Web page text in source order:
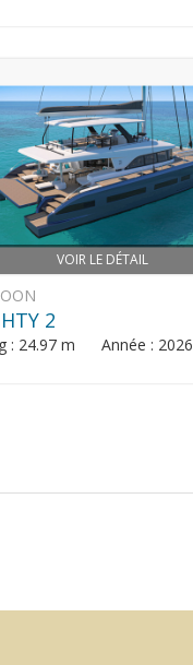
VOIR LE DÉTAIL
2
: 24.97 m Année : 2026